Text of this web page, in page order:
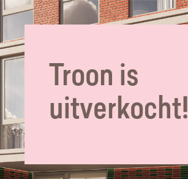
Troon is
uitverkocht!